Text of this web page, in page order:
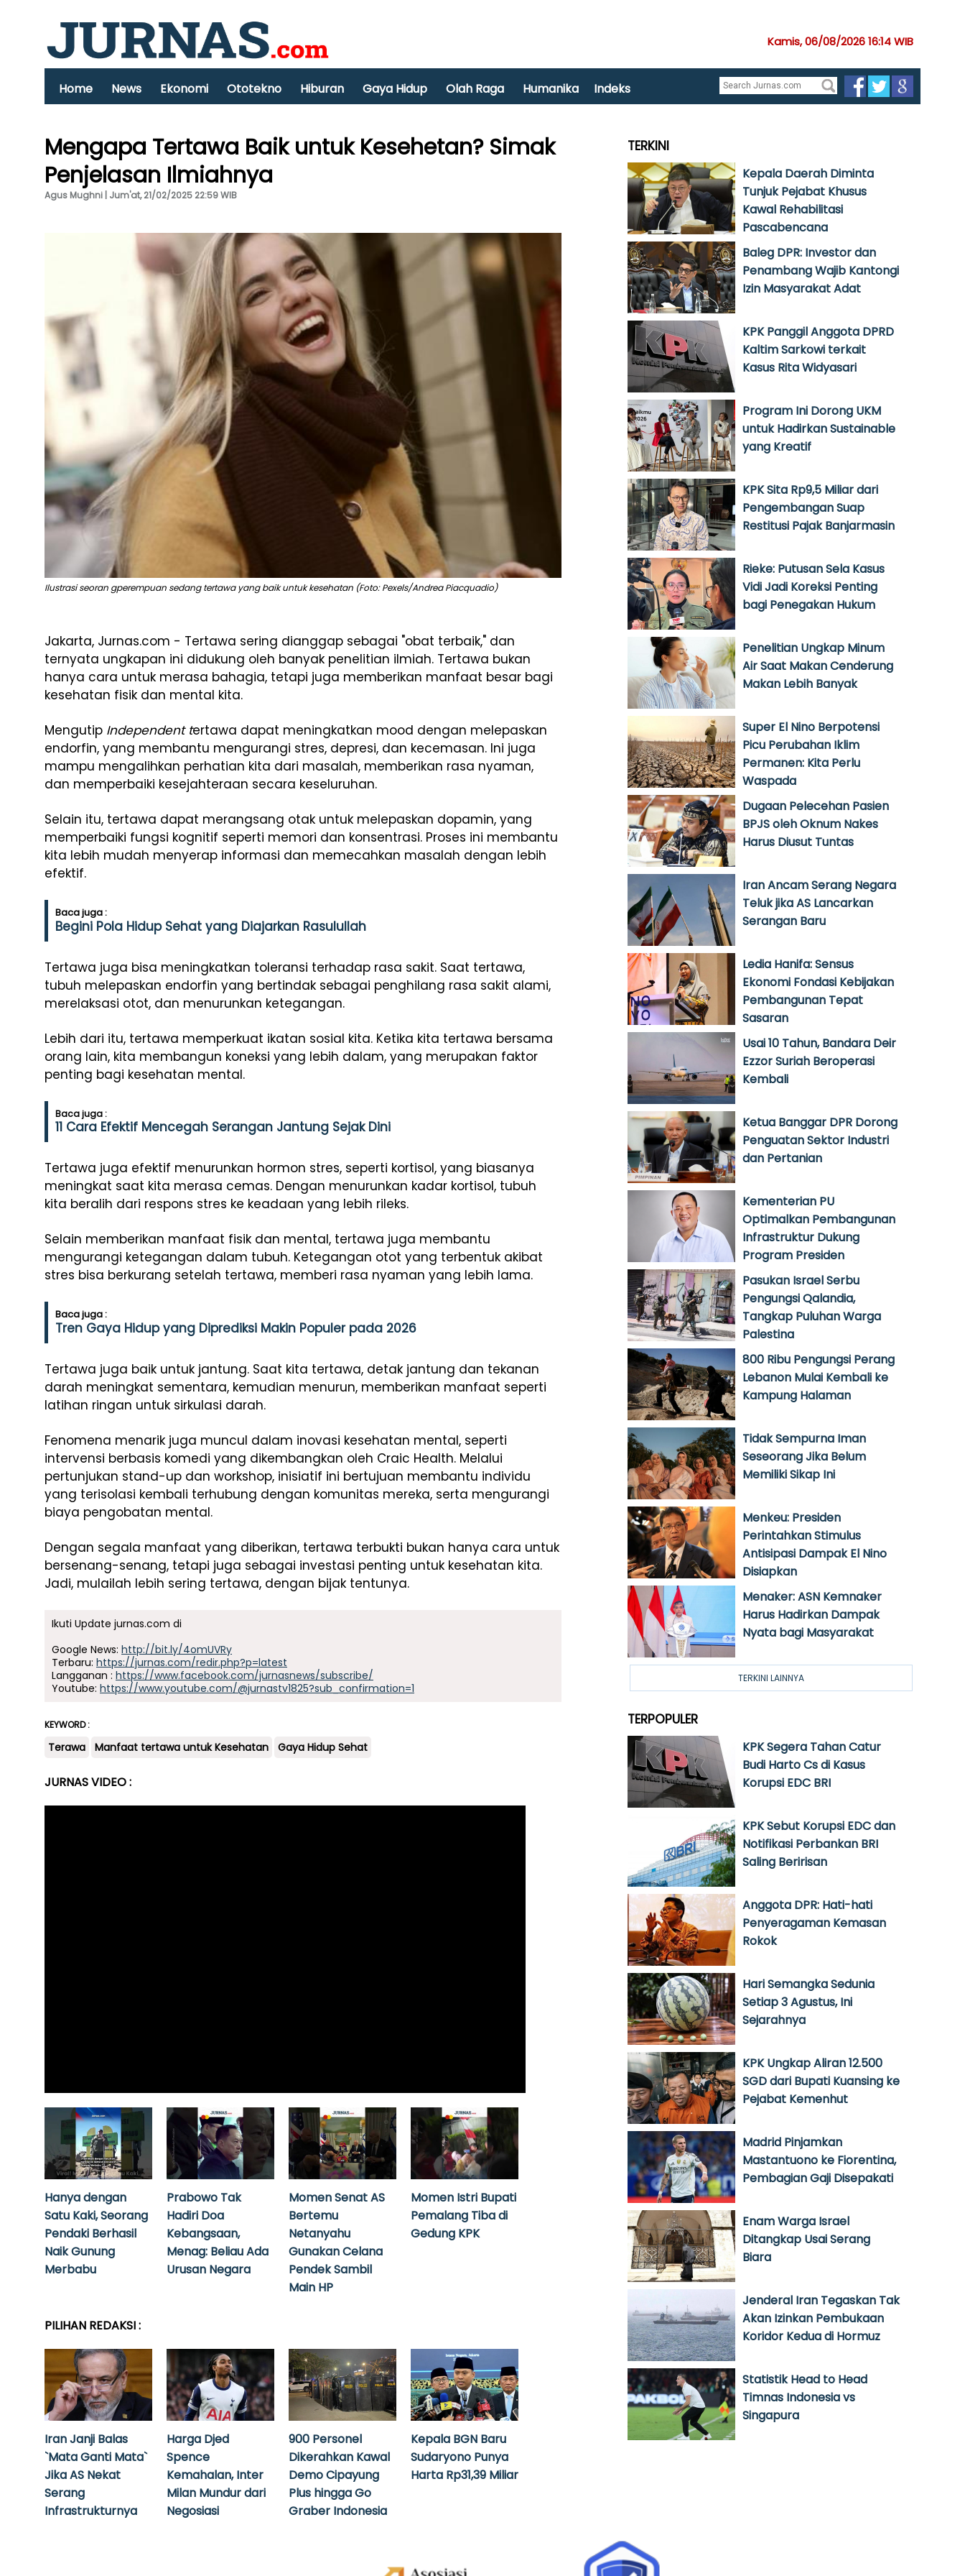
Kamis, 06/08/2026 16:14 WIB
Home News Ekonomi Ototekno Hiburan Gaya Hidup Olah Raga Humanika Indeks
Mengapa Tertawa Baik untuk Kesehetan? Simak
Penjelasan Ilmiahnya
Agus Mughni | Jum'at, 21/02/2025 22:59 WIB
Ilustrasi seoran gperempuan sedang tertawa yang baik untuk kesehatan (Foto: Pexels/Andrea Piacquadio)
Jakarta, Jurnas.com - Tertawa sering dianggap sebagai "obat terbaik," dan
ternyata ungkapan ini didukung oleh banyak penelitian ilmiah. Tertawa bukan
hanya cara untuk merasa bahagia, tetapi juga memberikan manfaat besar bagi
kesehatan fisik dan mental kita.
Mengutip Independent tertawa dapat meningkatkan mood dengan melepaskan
endorfin, yang membantu mengurangi stres, depresi, dan kecemasan. Ini juga
mampu mengalihkan perhatian kita dari masalah, memberikan rasa nyaman,
dan memperbaiki kesejahteraan secara keseluruhan.
Selain itu, tertawa dapat merangsang otak untuk melepaskan dopamin, yang
memperbaiki fungsi kognitif seperti memori dan konsentrasi. Proses ini membantu
kita lebih mudah menyerap informasi dan memecahkan masalah dengan lebih
efektif.
Baca juga :
Begini Pola Hidup Sehat yang Diajarkan Rasulullah
Tertawa juga bisa meningkatkan toleransi terhadap rasa sakit. Saat tertawa,
tubuh melepaskan endorfin yang bertindak sebagai penghilang rasa sakit alami,
merelaksasi otot, dan menurunkan ketegangan.
Lebih dari itu, tertawa memperkuat ikatan sosial kita. Ketika kita tertawa bersama
orang lain, kita membangun koneksi yang lebih dalam, yang merupakan faktor
penting bagi kesehatan mental.
Baca juga :
11 Cara Efektif Mencegah Serangan Jantung Sejak Dini
Tertawa juga efektif menurunkan hormon stres, seperti kortisol, yang biasanya
meningkat saat kita merasa cemas. Dengan menurunkan kadar kortisol, tubuh
kita beralih dari respons stres ke keadaan yang lebih rileks.
Selain memberikan manfaat fisik dan mental, tertawa juga membantu
mengurangi ketegangan dalam tubuh. Ketegangan otot yang terbentuk akibat
stres bisa berkurang setelah tertawa, memberi rasa nyaman yang lebih lama.
Baca juga :
Tren Gaya Hidup yang Diprediksi Makin Populer pada 2026
Tertawa juga baik untuk jantung. Saat kita tertawa, detak jantung dan tekanan
darah meningkat sementara, kemudian menurun, memberikan manfaat seperti
latihan ringan untuk sirkulasi darah.
Fenomena menarik juga muncul dalam inovasi kesehatan mental, seperti
intervensi berbasis komedi yang dikembangkan oleh Craic Health. Melalui
pertunjukan stand-up dan workshop, inisiatif ini bertujuan membantu individu
yang terisolasi kembali terhubung dengan komunitas mereka, serta mengurangi
biaya pengobatan mental.
Dengan segala manfaat yang diberikan, tertawa terbukti bukan hanya cara untuk
bersenang-senang, tetapi juga sebagai investasi penting untuk kesehatan kita.
Jadi, mulailah lebih sering tertawa, dengan bijak tentunya.
Ikuti Update jurnas.com di
Google News: http://bit.ly/4omUVRy
Terbaru: https://jurnas.com/redir.php?p=latest
Langganan : https://www.facebook.com/jurnasnews/subscribe/
Youtube: https://www.youtube.com/@jurnastv1825?sub_confirmation=1
KEYWORD :
Terawa Manfaat tertawa untuk Kesehatan Gaya Hidup Sehat
JURNAS VIDEO :
Hanya dengan
Satu Kaki, Seorang
Pendaki Berhasil
Naik Gunung
Merbabu
Prabowo Tak
Hadiri Doa
Kebangsaan,
Menag: Beliau Ada
Urusan Negara
Momen Senat AS
Bertemu
Netanyahu
Gunakan Celana
Pendek Sambil
Main HP
Momen Istri Bupati
Pemalang Tiba di
Gedung KPK
PILIHAN REDAKSI :
Iran Janji Balas
`Mata Ganti Mata`
Jika AS Nekat
Serang
Infrastrukturnya
Harga Djed
Spence
Kemahalan, Inter
Milan Mundur dari
Negosiasi
900 Personel
Dikerahkan Kawal
Demo Cipayung
Plus hingga Go
Graber Indonesia
Kepala BGN Baru
Sudaryono Punya
Harta Rp31,39 Miliar
TERKINI
Kepala Daerah Diminta
Tunjuk Pejabat Khusus
Kawal Rehabilitasi
Pascabencana
Baleg DPR: Investor dan
Penambang Wajib Kantongi
Izin Masyarakat Adat
KPK Panggil Anggota DPRD
Kaltim Sarkowi terkait
Kasus Rita Widyasari
Program Ini Dorong UKM
untuk Hadirkan Sustainable
yang Kreatif
KPK Sita Rp9,5 Miliar dari
Pengembangan Suap
Restitusi Pajak Banjarmasin
Rieke: Putusan Sela Kasus
Vidi Jadi Koreksi Penting
bagi Penegakan Hukum
Penelitian Ungkap Minum
Air Saat Makan Cenderung
Makan Lebih Banyak
Super El Nino Berpotensi
Picu Perubahan Iklim
Permanen: Kita Perlu
Waspada
Dugaan Pelecehan Pasien
BPJS oleh Oknum Nakes
Harus Diusut Tuntas
Iran Ancam Serang Negara
Teluk jika AS Lancarkan
Serangan Baru
Ledia Hanifa: Sensus
Ekonomi Fondasi Kebijakan
Pembangunan Tepat
Sasaran
Usai 10 Tahun, Bandara Deir
Ezzor Suriah Beroperasi
Kembali
Ketua Banggar DPR Dorong
Penguatan Sektor Industri
dan Pertanian
Kementerian PU
Optimalkan Pembangunan
Infrastruktur Dukung
Program Presiden
Pasukan Israel Serbu
Pengungsi Qalandia,
Tangkap Puluhan Warga
Palestina
800 Ribu Pengungsi Perang
Lebanon Mulai Kembali ke
Kampung Halaman
Tidak Sempurna Iman
Seseorang Jika Belum
Memiliki Sikap Ini
Menkeu: Presiden
Perintahkan Stimulus
Antisipasi Dampak El Nino
Disiapkan
Menaker: ASN Kemnaker
Harus Hadirkan Dampak
Nyata bagi Masyarakat
TERKINI LAINNYA
TERPOPULER
KPK Segera Tahan Catur
Budi Harto Cs di Kasus
Korupsi EDC BRI
KPK Sebut Korupsi EDC dan
Notifikasi Perbankan BRI
Saling Beririsan
Anggota DPR: Hati-hati
Penyeragaman Kemasan
Rokok
Hari Semangka Sedunia
Setiap 3 Agustus, Ini
Sejarahnya
KPK Ungkap Aliran 12.500
SGD dari Bupati Kuansing ke
Pejabat Kemenhut
Madrid Pinjamkan
Mastantuono ke Fiorentina,
Pembagian Gaji Disepakati
Enam Warga Israel
Ditangkap Usai Serang
Biara
Jenderal Iran Tegaskan Tak
Akan Izinkan Pembukaan
Koridor Kedua di Hormuz
Statistik Head to Head
Timnas Indonesia vs
Singapura